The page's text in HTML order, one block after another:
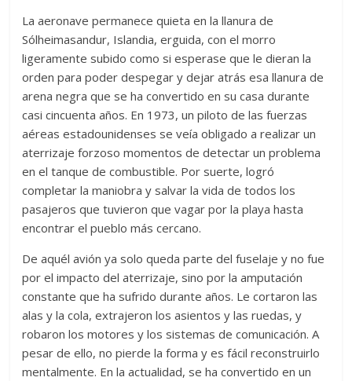
La aeronave permanece quieta en la llanura de
Sólheimasandur, Islandia, erguida, con el morro
ligeramente subido como si esperase que le dieran la
orden para poder despegar y dejar atrás esa llanura de
arena negra que se ha convertido en su casa durante
casi cincuenta años. En 1973, un piloto de las fuerzas
aéreas estadounidenses se veía obligado a realizar un
aterrizaje forzoso momentos de detectar un problema
en el tanque de combustible. Por suerte, logró
completar la maniobra y salvar la vida de todos los
pasajeros que tuvieron que vagar por la playa hasta
encontrar el pueblo más cercano.
De aquél avión ya solo queda parte del fuselaje y no fue
por el impacto del aterrizaje, sino por la amputación
constante que ha sufrido durante años. Le cortaron las
alas y la cola, extrajeron los asientos y las ruedas, y
robaron los motores y los sistemas de comunicación. A
pesar de ello, no pierde la forma y es fácil reconstruirlo
mentalmente. En la actualidad, se ha convertido en un